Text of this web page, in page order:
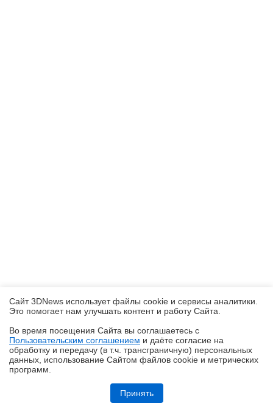
Обзор планшета HUAWEI MatePad Pro Max: на все деньги
Сайт 3DNews использует файлы cookie и сервисы аналитики.
Это помогает нам улучшать контент и работу Cайта.
Во время посещения Cайта вы соглашаетесь с
Пользовательским соглашением и даёте согласие на
обработку и передачу (в т.ч. трансграничную) персональных
данных, использование Cайтом файлов cookie и метрических
программ.
Принять